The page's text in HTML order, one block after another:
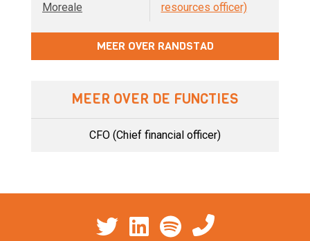
Moreale
resources officer)
MEER OVER RANDSTAD
MEER OVER DE FUNCTIES
CFO (Chief financial officer)